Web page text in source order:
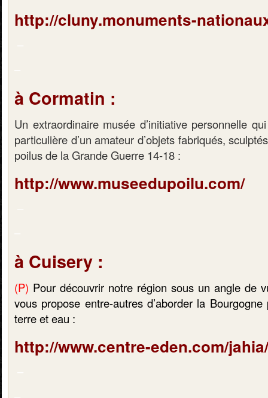
http://cluny.monuments-
à Cormatin :
Un extraordinaire musée d’initiative personnelle
particulière d’un amateur d’objets fabriqués,
poilus de la Grande Guerre 14-18 :
http://www.museedupoilu.com/
à Cuisery :
(P) Pour découvrir notre région sous un angle de
vous propose entre-autres d’aborder la
terre et eau :
http://www.centre-eden.com/